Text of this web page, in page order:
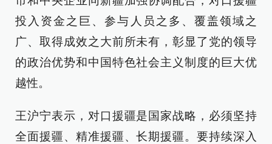
投入资金之巨、参与人员之多、覆盖领域之
广、取得成效之大前所未有，彰显了党的领导
的政治优势和中国特色社会主义制度的巨大优
越性。
王沪宁表示，对口援疆是国家战略，必须坚持
全面援疆、精准援疆、长期援疆。要持续深入